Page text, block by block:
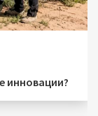
инновации?